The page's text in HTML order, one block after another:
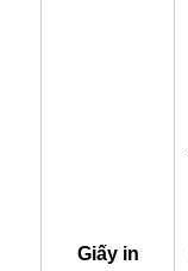
Giấy in